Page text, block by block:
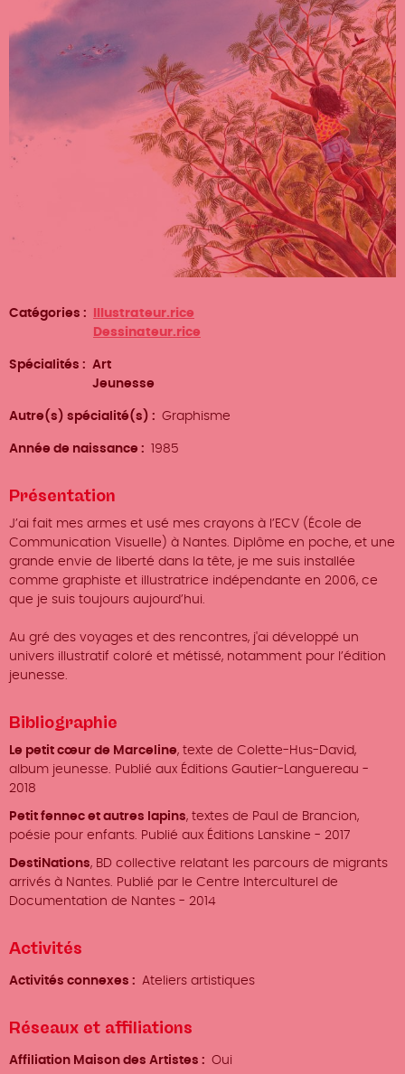
Catégories
Illustrateur.rice
Dessinateur.rice
Spécialités
Art
Jeunesse
Autre(s) spécialité(s) Graphisme
Année de naissance 1985
Présentation
J’ai fait mes armes et usé mes crayons à l’ECV (École de
Communication Visuelle) à Nantes. Diplôme en poche, et une
grande envie de liberté dans la tête, je me suis installée
comme graphiste et illustratrice indépendante en 2006, ce
que je suis toujours aujourd’hui.
Au gré des voyages et des rencontres, j'ai développé un
univers illustratif coloré et métissé, notamment pour l’édition
jeunesse.
Bibliographie
Le petit cœur de Marceline, texte de Colette-Hus-David,
album jeunesse. Publié aux Éditions Gautier-Languereau -
2018
Petit fennec et autres lapins, textes de Paul de Brancion,
poésie pour enfants. Publié aux Éditions Lanskine - 2017
DestiNations, BD collective relatant les parcours de migrants
arrivés à Nantes. Publié par le Centre Interculturel de
Documentation de Nantes - 2014
Activités
Activités connexes Ateliers artistiques
Réseaux et affiliations
Affiliation Maison des Artistes Oui